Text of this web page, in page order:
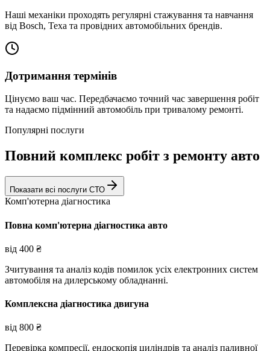
Наші механіки проходять регулярні стажування та навчання
від Bosch, Texa та провідних автомобільних брендів.
Дотримання термінів
Цінуємо ваш час. Передбачаємо точний час завершення робіт
та надаємо підмінний автомобіль при тривалому ремонті.
Популярні послуги
Повний комплекс робіт з ремонту авто
Показати всі послуги СТО
Комп'ютерна діагностика
Повна комп'ютерна діагностика авто
від 400 ₴
Зчитування та аналіз кодів помилок усіх електронних систем
автомобіля на дилерському обладнанні.
Комплексна діагностика двигуна
від 800 ₴
Перевірка компресії, ендоскопія циліндрів та аналіз паливної